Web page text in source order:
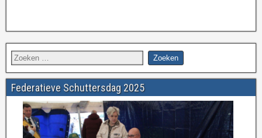
Federatieve Schuttersdag 2025